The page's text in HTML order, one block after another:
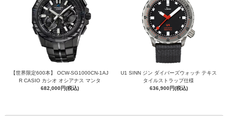
【世界限定600本】 OCW-SG1000CN-1AJ
R CASIO カシオ オシアナス マンタ
682,000円(税込)
U1 SINN ジン ダイバーズウォッチ テキス
タイルストラップ仕様
636,900円(税込)